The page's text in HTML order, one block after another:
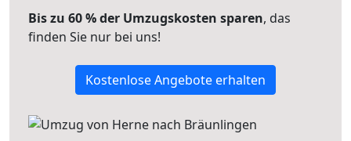
Bis zu 60 % der Umzugskosten sparen, das
finden Sie nur bei uns!
Kostenlose Angebote erhalten